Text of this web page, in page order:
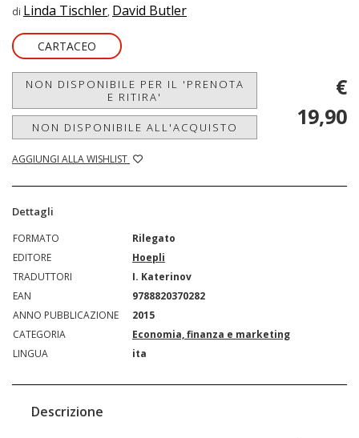
di Linda Tischler, David Butler
CARTACEO
NON DISPONIBILE PER IL 'PRENOTA
E RITIRA'
NON DISPONIBILE ALL'ACQUISTO
AGGIUNGI ALLA WISHLIST
€
19,90
Dettagli
FORMATO
Rilegato
EDITORE
Hoepli
TRADUTTORI
I. Katerinov
EAN
9788820370282
ANNO PUBBLICAZIONE
2015
CATEGORIA
Economia, finanza e marketing
LINGUA
ita
Descrizione